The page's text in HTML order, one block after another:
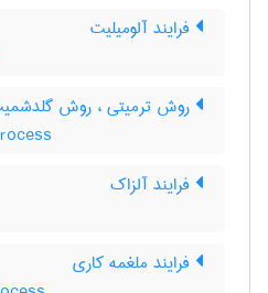
فرایند آلومیلیت
روش ترمیتی ، روش
فرایند آلزاک
فرایند ملغمه کاری